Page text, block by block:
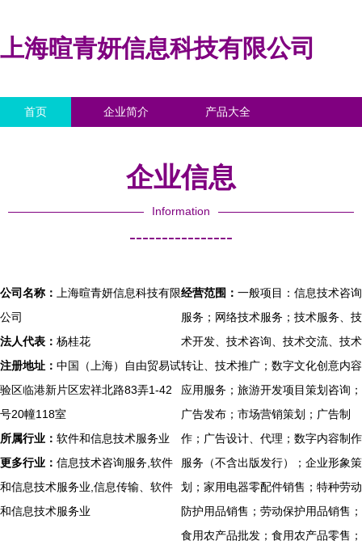
上海暄青妍信息科技有限公司
首页 企业简介 产品大全
企业信息
Information
----------------
公司名称：
上海暄青妍信息科技有限
公司
法人代表： 杨桂花
注册地址： 中国（上海）自由贸易试
验区临港新片区宏祥北路83弄1-42
号20幢118室
所属行业： 软件和信息技术服务业
更多行业： 信息技术咨询服务,软件
和信息技术服务业,信息传输、软件
和信息技术服务业
经营范围： 一般项目：信息技术咨询
服务；网络技术服务；技术服务、技
术开发、技术咨询、技术交流、技术
转让、技术推广；数字文化创意内容
应用服务；旅游开发项目策划咨询；
广告发布；市场营销策划；广告制
作；广告设计、代理；数字内容制作
服务（不含出版发行）；企业形象策
划；家用电器零配件销售；特种劳动
防护用品销售；劳动保护用品销售；
食用农产品批发；食用农产品零售；